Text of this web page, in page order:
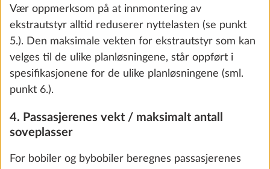
We use cookies to enable you to make the best
possible use of our website and to improve our
preferences into account and process data for
statistics and marketing only if you give us your
consent by clicking on "Accept all". You can
Kantsydd, uttagbart gulvteppe i bodelen
Vær oppmerksom på at innmontering av
ekstrautstyr alltid reduserer nyttelasten (se punkt
5.). Den maksimale vekten for ekstrautstyr som kan
velges til de ulike planløsningene, står oppført i
spesifikasjonene for de ulike planløsningene (sml.
punkt 6.).
4. Passasjerenes vekt / maksimalt antall
soveplasser
For bobiler og bybobiler beregnes passasjerenes